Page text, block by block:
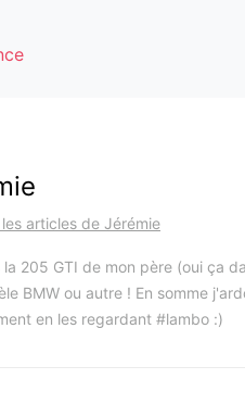
articles de Jérémie
205 GTI de mon père (oui ça
BMW ou autre ! En somme
en les regardant #lambo :)